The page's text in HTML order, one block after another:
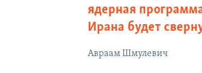
ядерная
Ирана будет
Авраам Шмулевич